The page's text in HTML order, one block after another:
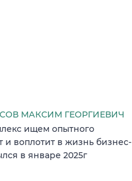
МАКСИМ ГЕОРГИЕВИЧ
ищем опытного
и воплотит в жизнь бизнес-
в январе 2025г